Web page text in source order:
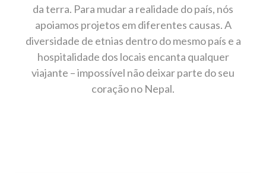
da terra. Para mudar a realidade do país, nós
apoiamos projetos em diferentes causas. A
diversidade de etnias dentro do mesmo país e a
hospitalidade dos locais encanta qualquer
viajante – impossível não deixar parte do seu
coração no Nepal.